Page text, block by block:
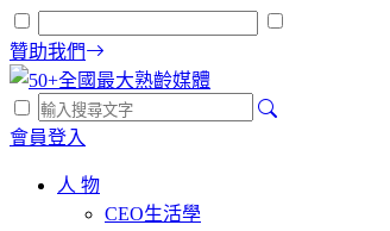
贊助我們
會員登入
人 物
CEO生活學